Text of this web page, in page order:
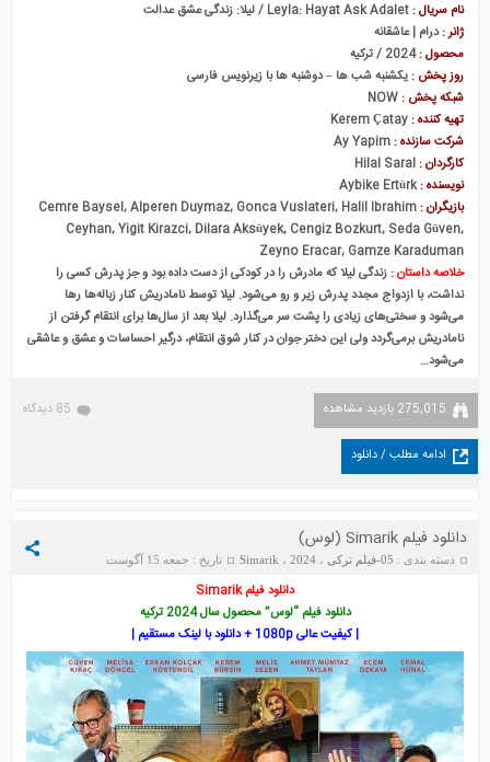
نام سریال :Leyla: Hayat Ask Adalet / لیلا: زندگی عشق عدالت
ژانر :درام | عاشقانه
محصول :2024 / ترکیه
روز پخش :یکشنبه شب ها – دوشنبه ها با زیرنویس فارسی
شبکه پخش :NOW
تهیه کننده :Kerem Çatay
شرکت سازنده :Ay Yapim
کارگردان :Hilal Saral
نویسنده :Aybike Ertürk
بازیگران :Cemre Baysel, Alperen Duymaz, Gonca Vuslateri, Halil Ibrahim
Ceyhan, Yigit Kirazci, Dilara Aksüyek, Cengiz Bozkurt, Seda Güven,
Zeyno Eracar, Gamze Karaduman
خلاصه داستان :زندگی لیلا که مادرش را در کودکی از دست داده بود و جز پدرش کسی را
نداشت، با ازدواج مجدد پدرش زیر و رو می‌شود. لیلا توسط نامادریش کنار زباله‌ها رها
می‌شود و سختی‌های زیادی را پشت سر می‌گذارد. لیلا بعد از سال‌ها برای انتقام گرفتن از
نامادریش برمی‌گردد ولی این دختر جوان در کنار شوق انتقام، درگیر احساسات و عشق و عاشقی
می‌شود…
275,015 بازدید مشاهده 85 دیدگاه
ادامه مطلب / دانلود
دانلود فیلم Simarik (لوس)
دسته بندی : 05-فیلم ترکی ،2024 ،Simarik
تاریخ : جمعه 15 آگوست
دانلود فیلم Simarik
دانلود فیلم “لوس” محصول سال 2024 ترکیه
| کیفیت عالی 1080p + دانلود با لینک مستقیم |